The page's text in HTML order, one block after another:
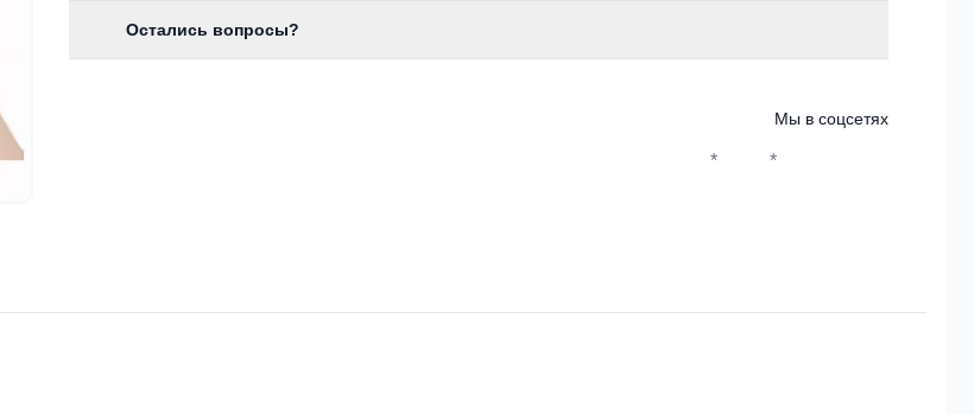
Остались вопросы?
Мы в соцсетях
* *